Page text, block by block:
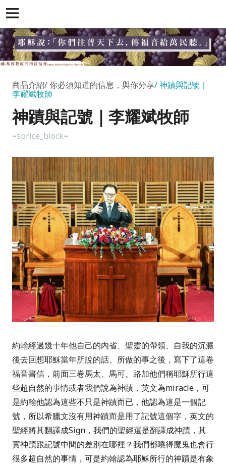
商品介紹 你必須知道的信息，與你分享 神蹟與記號｜
李耀斌牧師
神蹟與記號｜李耀斌牧師
=sprice_block=
約翰經過幾十年他自己的內省、聖靈的帶領、自我的沉澱
後去回想耶穌當年所說的話、所做的事之後，寫下了這卷
福音書信，前面三卷馬太、馬可、路加他們稱耶穌所行這
些超自然的事情或者我們說為神蹟，英文為miracle ，可
是約翰他認為這些不只是神蹟而已，他認為這是一個記
號，所以希臘文沒有用神蹟而是用了記號這個字，英文的
聖經將其翻譯成Sign，我們的聖經還是翻譯成神蹟，其
實神蹟跟記號中間的差別在哪裡？我們都曉得魔鬼也會行
很多超自然的事情，可是約翰認為耶穌所行的神蹟是有象